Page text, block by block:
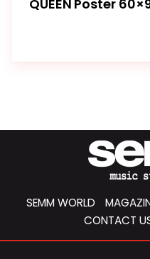
QUEEN Poster
SEMM WORLD
CONTACT